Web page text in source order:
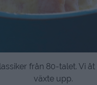
från 80-talet. Vi
växte upp.